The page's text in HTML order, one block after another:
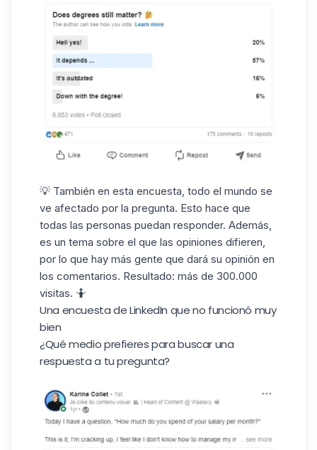
💡 También en esta encuesta, todo el mundo se
ve afectado por la pregunta. Esto hace que
todas las personas puedan responder. Además,
es un tema sobre el que las opiniones difieren,
por lo que hay más gente que dará su opinión en
los comentarios. Resultado: más de 300.000
visitas. 🤷
Una encuesta de LinkedIn que no funcionó muy
bien
¿Qué medio prefieres para buscar una
respuesta a tu pregunta?